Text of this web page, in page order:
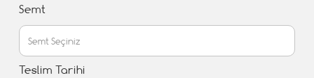
Semt
Teslim Tarihi